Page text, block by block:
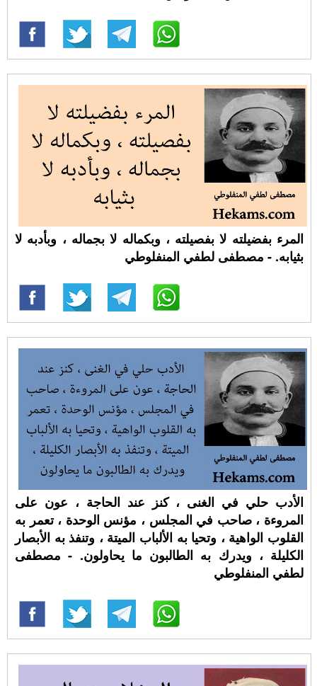
المرء بفضيلته لا بفصيلته ، وبكماله لا بجماله ، وبأدبه لا
بثيابه. - مصطفى لطفي المنفلوطي
الأدب حلي في الغنى ، كنز عند الحاجة ، عون على
المروءة ، صاحب في المجلس ، مؤنس الوحدة ، تعمر به
القلوب الواهية ، وتحيا به الألباب الميتة ، وتنفذ به الأبصار
الكليلة ، ويدرك به الطالبون ما يحاولون. - مصطفى
لطفي المنفلوطي